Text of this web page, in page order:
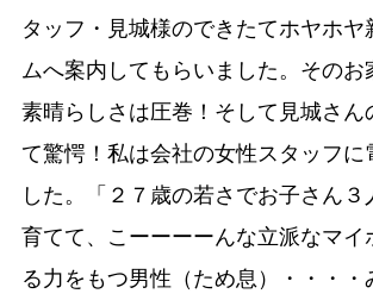
タッフ・見城様のできたてホヤホヤ
ムへ案内してもらいました。そのお
素晴らしさは圧巻！そして見城さん
て驚愕！私は会社の女性スタッフに
した。「２７歳の若さでお子さん３
育てて、こーーーーんな立派なマイ
る力をもつ男性（ため息）・・・・